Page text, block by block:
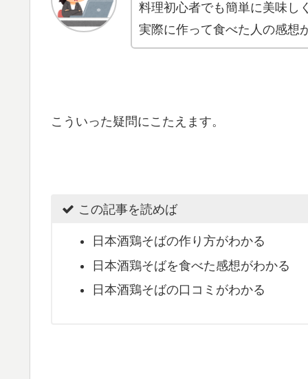
料理初心者でも簡単に美味し
実際に作って食べた人の感想
こういった疑問にこたえます。
この記事を読めば
日本酒鶏そばの作り方がわかる
日本酒鶏そばを食べた感想がわかる
日本酒鶏そばの口コミがわかる